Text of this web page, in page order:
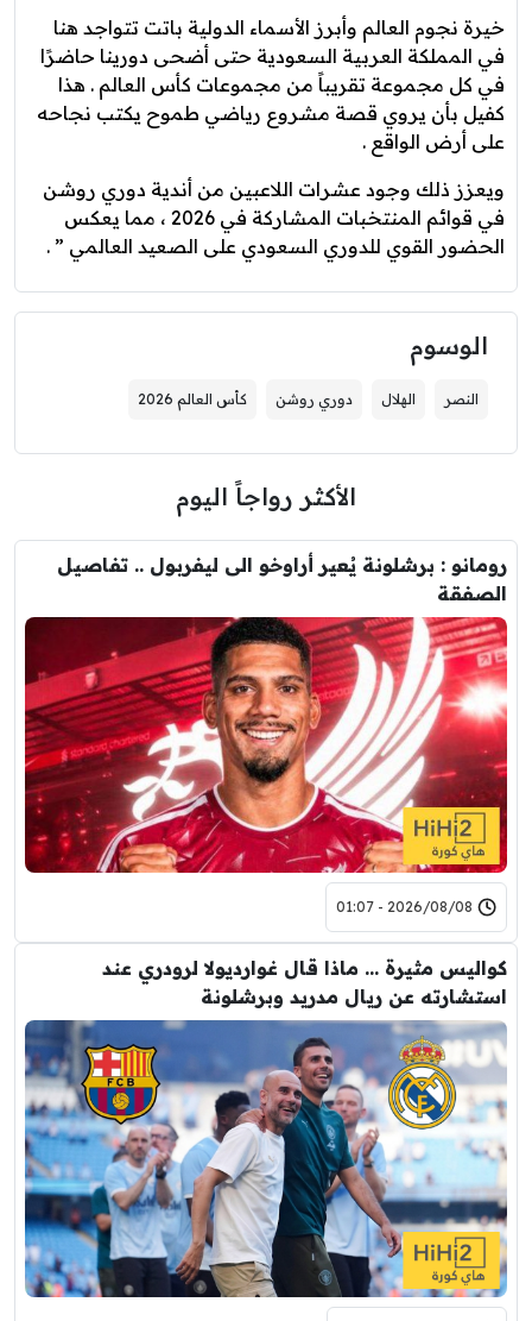
خيرة نجوم العالم وأبرز الأسماء الدولية باتت تتواجد هنا
في المملكة العربية السعودية حتى أضحى دورينا حاضرًا
في كل مجموعة تقريباً من مجموعات كأس العالم . هذا
كفيل بأن يروي قصة مشروع رياضي طموح يكتب نجاحه
على أرض الواقع .
ويعزز ذلك وجود عشرات اللاعبين من أندية دوري روشن
في قوائم المنتخبات المشاركة في 2026 ، مما يعكس
الحضور القوي للدوري السعودي على الصعيد العالمي ” .
الوسوم
النصر الهلال دوري روشن كأس العالم 2026
الأكثر رواجاً اليوم
رومانو : برشلونة يُعير أراوخو الى ليفربول .. تفاصيل
الصفقة
2026/08/08 - 01:07
كواليس مثيرة … ماذا قال غوارديولا لرودري عند
استشارته عن ريال مدريد وبرشلونة